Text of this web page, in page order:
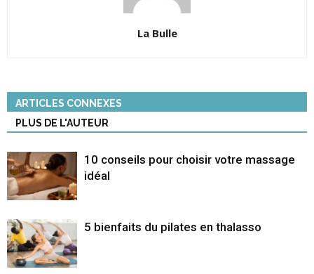
La Bulle
ARTICLES CONNEXES
PLUS DE L'AUTEUR
10 conseils pour choisir votre massage
idéal
5 bienfaits du pilates en thalasso